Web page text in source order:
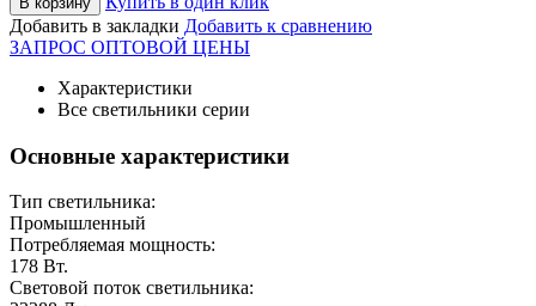
Добавить в закладки Добавить к сравнению
ЗАПРОС ОПТОВОЙ ЦЕНЫ
Характеристики
Все светильники серии
Основные характеристики
Тип светильника:
Промышленный
Потребляемая мощность:
178 Вт.
Световой поток светильника: